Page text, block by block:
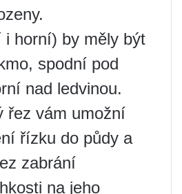
i horní) by měly být
spodní pod
nad ledvinou.
řez vám umožní
řízku do půdy a
zabrání
na jeho